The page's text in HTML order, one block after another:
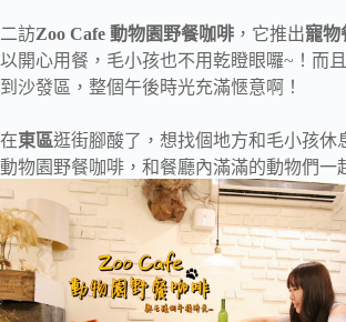
二訪Zoo Cafe 動物園野餐咖啡 ，它推出寵物
以開心用餐，毛小孩也不用乾瞪眼囉~！而
到沙發區，整個午後時光充滿愜意啊！
在東區逛街腳酸了，想找個地方和毛小孩休
動物園野餐咖啡，和餐廳內滿滿的動物們一